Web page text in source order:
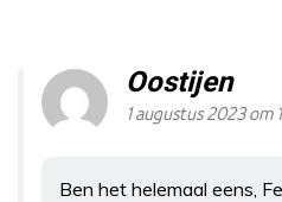
Oostijen
1 augustus 2023 om
Ben het helemaal eens,